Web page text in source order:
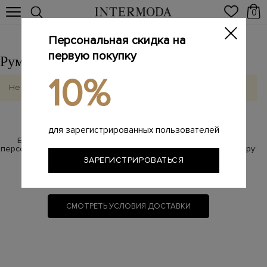
0
Румянцево Выбрать другой город
Не найдено
Если у Вас возникли вопросы по бесплатной доставке,
персональный менеджер с радостью на них ответит по номеру:
8 800 100-87-17
СМОТРЕТЬ УСЛОВИЯ ДОСТАВКИ
Персональная скидка на
первую покупку
10%
для зарегистрированных пользователей
ЗАРЕГИСТРИРОВАТЬСЯ